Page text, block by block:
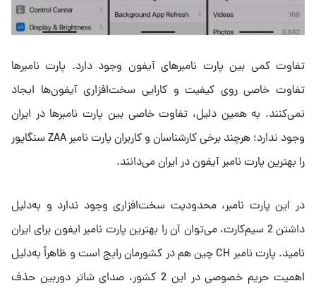
تفاوت‌ کمی بین پارت نامبرهای آیفون وجود دارد. پارت‌ نامبرها
تفاوت خاصی روی کیفیت و کارایی سخت‌افزاری آیفون‌ها ایجاد
نمی‌کنند. به‌ همین‌ دلیل، تفاوت خاصی بین پارت‌ نامبرها در ایران
وجود ندارد؛ هرچند برخی کارشناسان و کاربران پارت نامبر ZAA سنگاپور
را بهترین پارت نامبر آیفون در ایران می‌دانند.
در این پارت نامبر، محدودیت سخت‌افزاری وجود ندارد و به‌دلیل
داشتن 2 سیم‌کارت، می‌توان آن را بهترین پارت نامبر ایفون برای ایران
نامید. پارت نامبر CH چین هم در کشورمان رایج است و ظاهراً به‌دلیل
اهمیت حریم خصوصی در این 2 کشور، صدای شاتر دوربین حذف